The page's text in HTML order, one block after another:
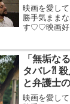
メ。
映画を愛し
勝手気まま
す♡♡映画好
（117分）
「無垢な
タバレ⁈
と弁護士
映画を愛し